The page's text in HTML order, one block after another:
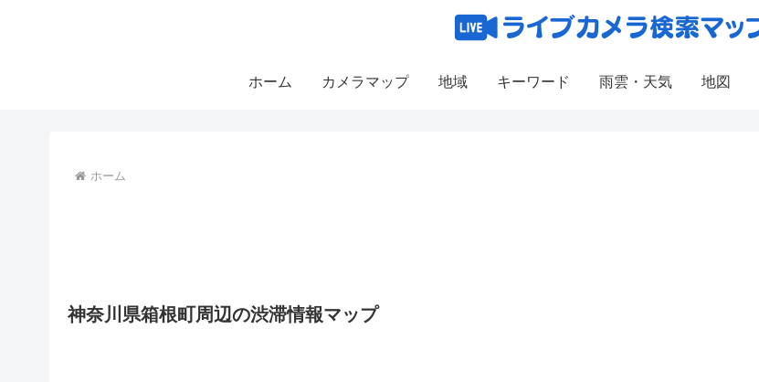
ホーム カメラマップ 地域 キーワード 雨雲・天気 地図
ホーム
神奈川県箱根町周辺の渋滞情報マップ